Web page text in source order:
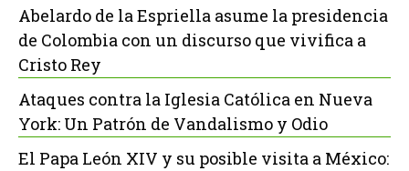
Abelardo de la Espriella asume la presidencia
de Colombia con un discurso que vivifica a
Cristo Rey
Ataques contra la Iglesia Católica en Nueva
York: Un Patrón de Vandalismo y Odio
El Papa León XIV y su posible visita a México: